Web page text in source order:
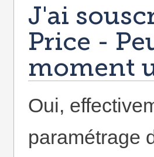
J'ai
Price -
moment
Oui,
paramétrage